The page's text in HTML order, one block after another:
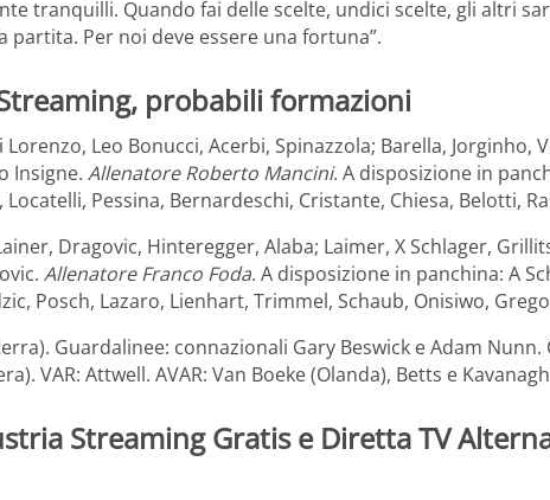
tranquilli. Quando fai delle scelte, undici scelte, gli altri
Per noi deve essere una fortuna”.
probabili formazioni
Leo Bonucci, Acerbi, Spinazzola; Barella, Jorginho,
Insigne. Allenatore Roberto Mancini. A disposizione in
Pessina, Bernardeschi, Cristante, Chiesa, Belotti,
Dragovic, Hinteregger, Alaba; Laimer, X Schlager,
Allenatore Franco Foda. A disposizione in panchina: A
Posch, Lazaro, Lienhart, Trimmel, Schaub, Onisiwo,
Guardalinee: connazionali Gary Beswick e Adam Nunn.
VAR: Attwell. AVAR: Van Boeke (Olanda), Betts e
Streaming Gratis e Diretta TV